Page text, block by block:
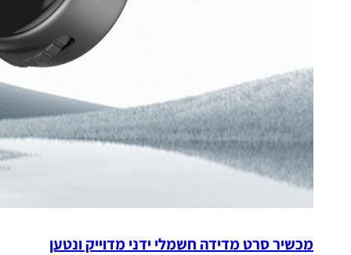
מכשיר סרט מדידה חשמלי ידני מדוייק ונטען